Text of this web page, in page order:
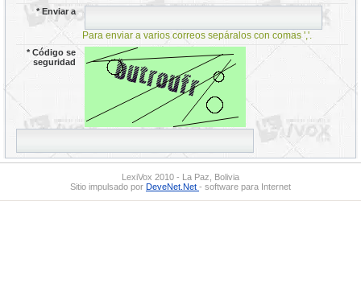
*Enviar a
Para enviar a varios correos sepáralos con comas ','.
*Código se
seguridad
LexiVox 2010 - La Paz, Bolivia
Sitio impulsado por DeveNet.Net - software para Internet